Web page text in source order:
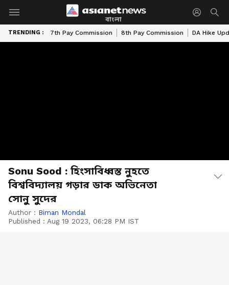
বাংলা
TRENDING : 7th Pay Commission 8th Pay Commission DA Hike
Sonu Sood : হিংসাবিধ্বস্ত নুহতে
বিশ্ববিদ্যালয় গড়ার ডাক অভিনেতা
সোনু সুদের
Author : Biman Mondal
Published : Aug 19 2023, 06:28 PM IST